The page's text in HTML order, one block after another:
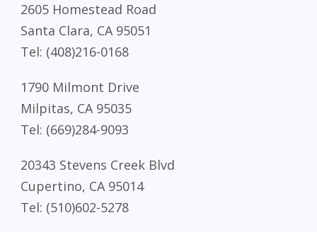
2605 Homestead Road
Santa Clara, CA 95051
Tel: (408)216-0168
1790 Milmont Drive
Milpitas, CA 95035
Tel: (669)284-9093
20343 Stevens Creek Blvd
Cupertino, CA 95014
Tel: (510)602-5278